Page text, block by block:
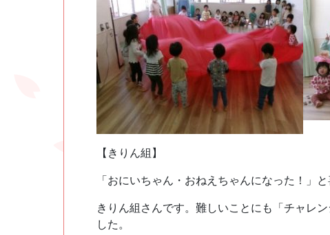
【きりん組】
「おにいちゃん・おねえちゃんになった！」
きりん組さんです。難しいことにも「チャレ
した。